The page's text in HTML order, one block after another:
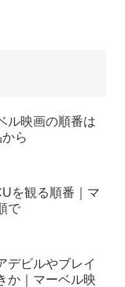
ル映画の順番は
ら
を観る順番｜マ
で
デビルやブレイ
か｜マーベル映